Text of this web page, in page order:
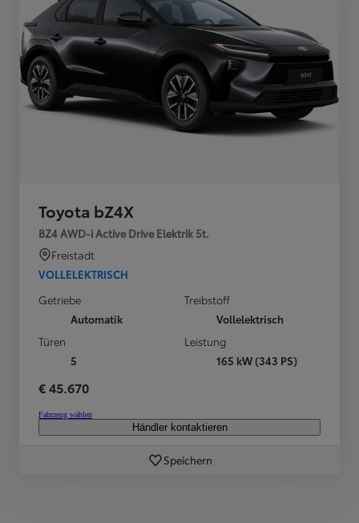
Toyota bZ4X
BZ4 AWD-i Active Drive Elektrik 5t.
Freistadt
VOLLELEKTRISCH
Getriebe
Automatik
Treibstoff
Vollelektrisch
Türen
5
Leistung
165 kW (343 PS)
€ 45.670
Fahrzeug wählen
Händler kontaktieren
Speichern